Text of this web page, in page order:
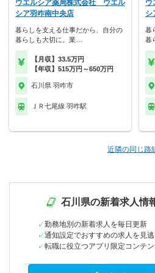
ウエルシア薬局株式会社 ウエル
シア羽咋南中央店
暮らしを支える仕事だから、自分の
暮らしも大切に。業…
【月収】33.5万円
【年収】515万円～650万円
石川県 羽咋市
ＪＲ七尾線 羽咋駅
ウ
シ
暮
暮
近隣の同じ路
石川県の新着求人情
勤務地別の新着求人を毎日更新
通知設定でおすすめの求人を見
転職に役立つアプリ限定コンテ